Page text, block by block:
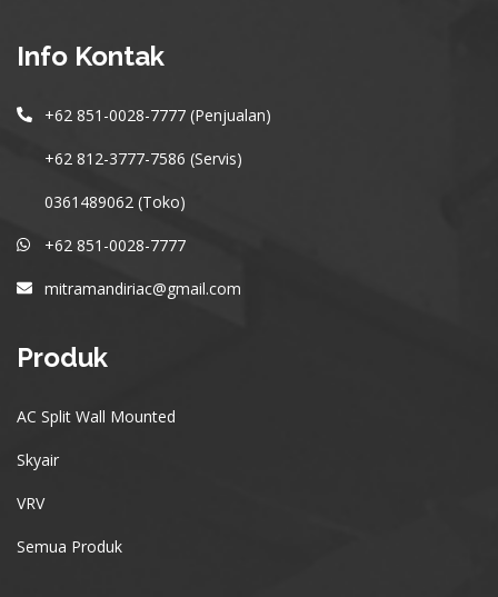
Info Kontak
+62 851-0028-7777 (Penjualan)
+62 812-3777-7586 (Servis)
0361489062 (Toko)
+62 851-0028-7777
mitramandiriac@gmail.com
Produk
AC Split Wall Mounted
Skyair
VRV
Semua Produk